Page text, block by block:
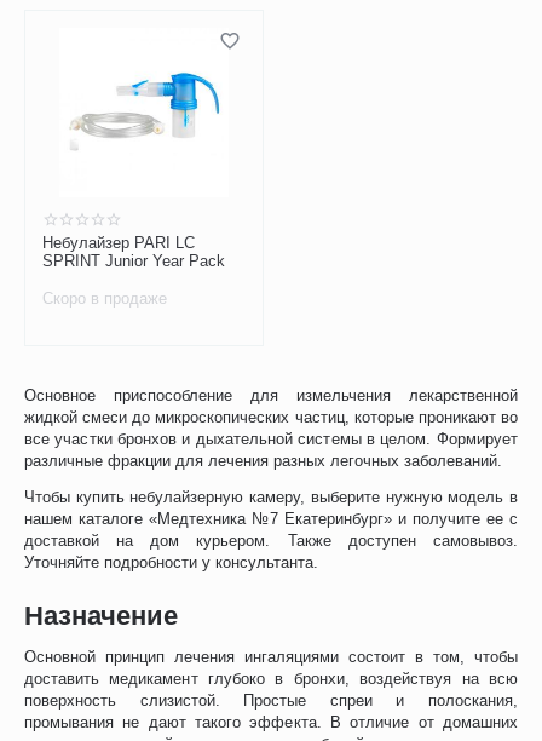
Основное приспособление для измельчения лекарственной
жидкой смеси до микроскопических частиц, которые проникают во
все участки бронхов и дыхательной системы в целом. Формирует
различные фракции для лечения разных легочных заболеваний.
Чтобы купить небулайзерную камеру, выберите нужную модель в
нашем каталоге «Медтехника №7 Екатеринбург» и получите ее с
доставкой на дом курьером. Также доступен самовывоз.
Уточняйте подробности у консультанта.
Назначение
Основной принцип лечения ингаляциями состоит в том, чтобы
доставить медикамент глубоко в бронхи, воздействуя на всю
поверхность слизистой. Простые спреи и полоскания,
промывания не дают такого эффекта. В отличие от домашних
Небулайзер PARI LC
SPRINT Junior Year Pack
Скоро в продаже